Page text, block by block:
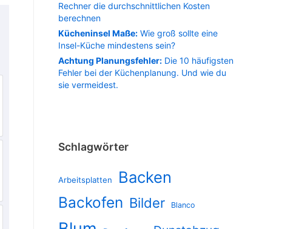
Rechner die durchschnittlichen Kosten
berechnen
Kücheninsel Maße: Wie groß sollte eine
Insel-Küche mindestens sein?
Achtung Planungsfehler: Die 10 häufigsten
Fehler bei der Küchenplanung. Und wie du
sie vermeidest.
Schlagwörter
Arbeitsplatten Backen
Backofen Bilder Blanco